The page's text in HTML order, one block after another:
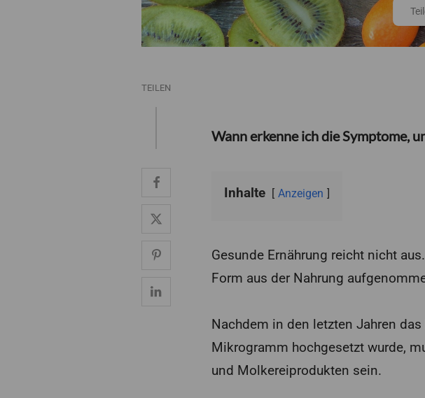
TEILEN
Wann erkenne ich die Symptome,
Inhalte Anzeigen
Gesunde Ernährung reicht nicht
Form aus der Nahrung
Nachdem in den letzten Jahren
Mikrogramm hochgesetzt wurde,
und Molkereiprodukten sein.